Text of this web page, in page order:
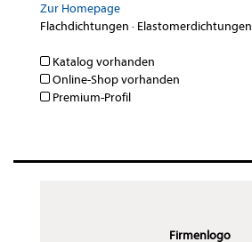
Zur Homepage
Flachdichtungen · Elastomerdichtungen
Katalog vorhanden
Online-Shop vorhanden
Premium-Profil
Firmenlogo